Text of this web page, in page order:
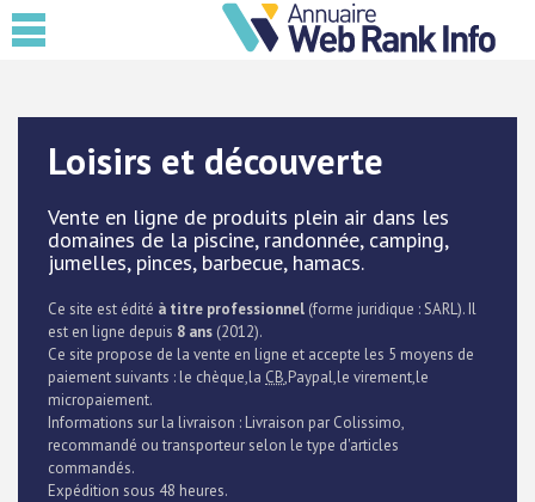
Loisirs et découverte
Vente en ligne de produits plein air dans les
domaines de la piscine, randonnée, camping,
jumelles, pinces, barbecue, hamacs.
Ce site est édité à titre professionnel (forme juridique : SARL). Il
est en ligne depuis 8 ans (2012).
Ce site propose de la vente en ligne et accepte les 5 moyens de
paiement suivants : le chèque,la CB,Paypal,le virement,le
micropaiement.
Informations sur la livraison : Livraison par Colissimo,
recommandé ou transporteur selon le type d'articles
commandés.
Expédition sous 48 heures.